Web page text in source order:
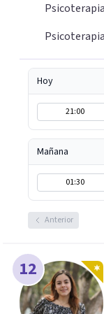
Hoy
21:00
Mañana
01:30
Anterior
12